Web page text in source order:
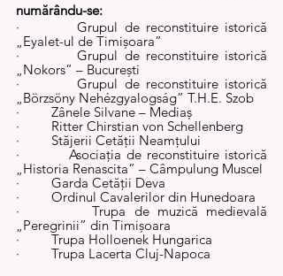
numărându-se:
·         Grupul de reconstituire istorică
„Eyalet-ul de Timişoara”
·         Grupul de reconstituire istorică
„Nokors” – Bucureşti
·         Grupul de reconstituire istorică
„Börzsöny Nehézgyalogság” T.H.E. Szob
·         Zânele Silvane – Mediaş
·         Ritter Chirstian von Schellenberg
·         Stăjerii Cetăţii Neamţului
·         Asociaţia de reconstituire istorică
„Historia Renascita” – Câmpulung Muscel
·         Garda Cetăţii Deva
·         Ordinul Cavalerilor din Hunedoara
·         Trupa de muzică medievală
„Peregrinii” din Timişoara
·         Trupa Holloenek Hungarica
·         Trupa Lacerta Cluj-Napoca